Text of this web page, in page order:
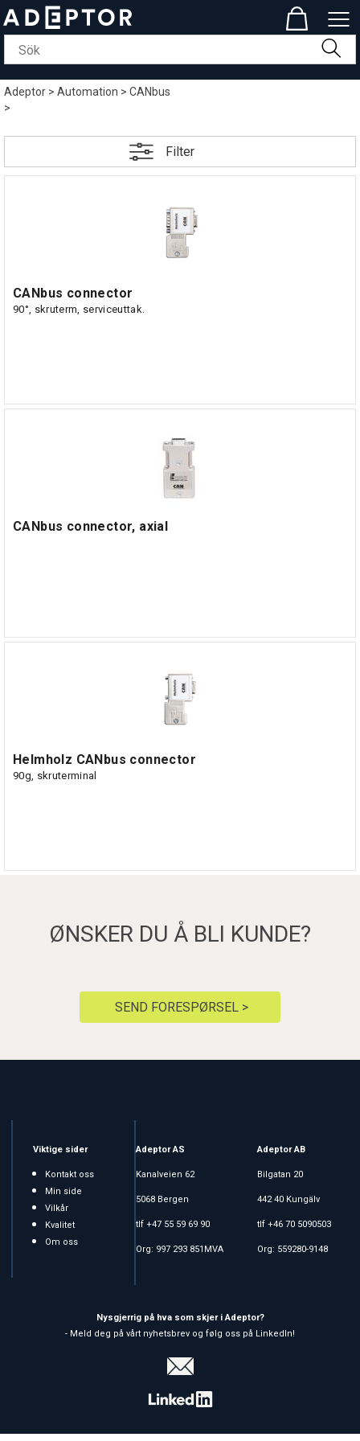
Adeptor>Automation>CANbus
>
Filter
CANbus connector
90°, skruterm, serviceuttak.
CANbus connector, axial
Helmholz CANbus connector
90g, skruterminal
ØNSKER DU Å BLI KUNDE?
SEND FORESPØRSEL >
Viktige sider
Kontakt oss
Min side
Vilkår
Kvalitet
Om oss
Adeptor AS
Kanalveien 62
5068 Bergen
tlf +47 55 59 69 90
Org: 997 293 851MVA
Adeptor AB
Bilgatan 20
442 40 Kungälv
tlf +46 70 5090503
Org: 559280-9148
Nysgjerrig på hva som skjer i Adeptor?
- Meld deg på vårt nyhetsbrev og følg oss på LinkedIn!